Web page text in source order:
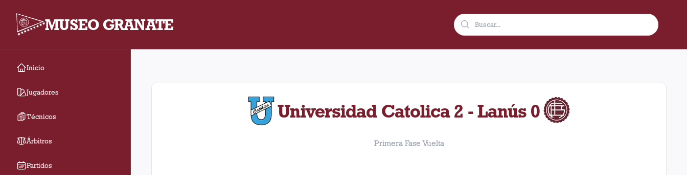
MUSEO GRANATE
Inicio
Jugadores
Técnicos
Árbitros
Partidos
Primera Fase Vuelta. Partido entre Lanús y Universidad Catolica disputado el Miércoles, 26 de febrero de 2020 como visitante en el estadio
Universidad Catolica 2 - Lanús 0
Primera Fase Vuelta